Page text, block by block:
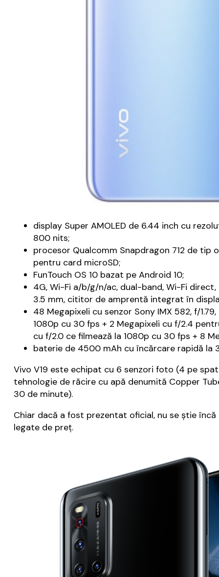
display Super AMOLED de 6.44 inch cu
800 nits;
procesor Qualcomm Snapdragon 712 de tip
pentru card microSD;
FunTouch OS 10 bazat pe Android 10;
4G, Wi-Fi a/b/g/n/ac, dual-band, Wi-Fi direct,
3.5 mm, cititor de amprentă integrat în
48 Megapixeli cu senzor Sony IMX 582, f/
1080p cu 30 fps + 2 Megapixeli cu f/2.4
cu f/2.0 ce filmează la 1080p cu 30 fps + 8
baterie de 4500 mAh cu încărcare rapidă la
Vivo V19 este echipat cu 6 senzori foto (4 pe
tehnologie de răcire cu apă denumită Copper
30 de minute).
Chiar dacă a fost prezentat oficial, nu se ştie
legate de preţ.